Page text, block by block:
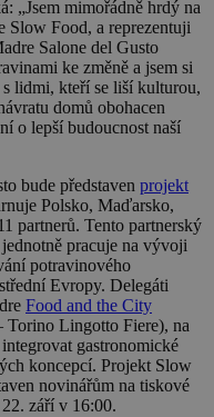
„Jsem mimořádně hrdý na
Slow Food, a reprezentuji
Salone del Gusto
ke změně a jsem si
lidmi, kteří se liší kulturou,
domů obohacen
o lepší budoucnost naší
bude představen projekt
Polsko, Maďarsko,
partnerů. Tento partnerský
pracuje na vývoji
potravinového
Evropy. Delegáti
Food and the City
Torino Lingotto Fiere), na
gastronomické
koncepcí. Projekt Slow
novinářům na tiskové
září v 16:00.